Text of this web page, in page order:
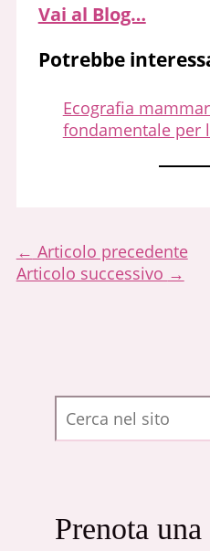
Vai al Blog…
Potrebbe
Ecografia
fondamentale per
← Articolo precedente
Articolo successivo →
Cerca
Prenota